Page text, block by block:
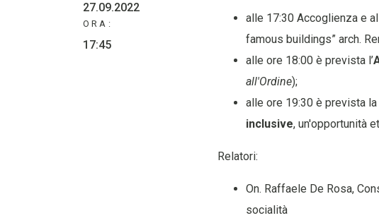
27.09.2022
ORA:
17:45
alle 17:30 Accoglienza e
famous buildings” arch.
alle ore 18:00 è prevista l’
all'Ordine);
alle ore 19:30 è prevista la
inclusive, un'opportunità
Relatori:
On. Raffaele De Rosa,
socialità